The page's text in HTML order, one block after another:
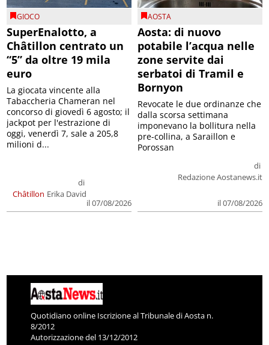
GIOCO
SuperEnalotto, a
Châtillon centrato un
“5” da oltre 19 mila
euro
Châtillon
di
Erika David
il 07/08/2026
La giocata vincente alla
Tabaccheria Chameran nel
concorso di giovedì 6 agosto; il
jackpot per l'estrazione di
oggi, venerdì 7, sale a 205,8
milioni d...
AOSTA
Aosta: di nuovo
potabile l’acqua nelle
zone servite dai
serbatoi di Tramil e
Bornyon
di
Redazione Aostanews.it
il 07/08/2026
Revocate le due ordinanze che
dalla scorsa settimana
imponevano la bollitura nella
pre-collina, a Saraillon e
Porossan
Quotidiano online Iscrizione al Tribunale di Aosta n.
8/2012
Autorizzazione del 13/12/2012